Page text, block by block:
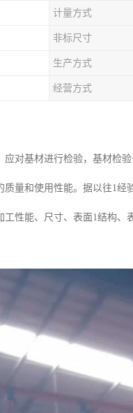
计量方式
非标尺寸
生产方式
经营方式
对基材进行检验，基材检
量和使用性能。据以往1
性能、尺寸、表面1结构